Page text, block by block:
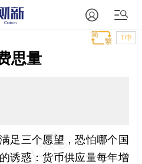
T中
思量
三个愿望，恐怕哪个国
诱惑：货币供应量每年增